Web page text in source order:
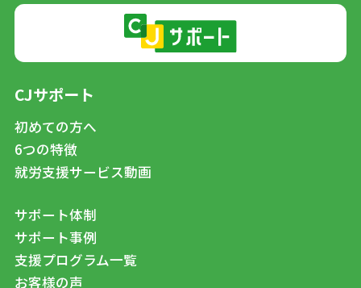
CJサポート
初めての方へ
6つの特徴
就労支援サービス動画
サポート体制
サポート事例
支援プログラム一覧
お客様の声